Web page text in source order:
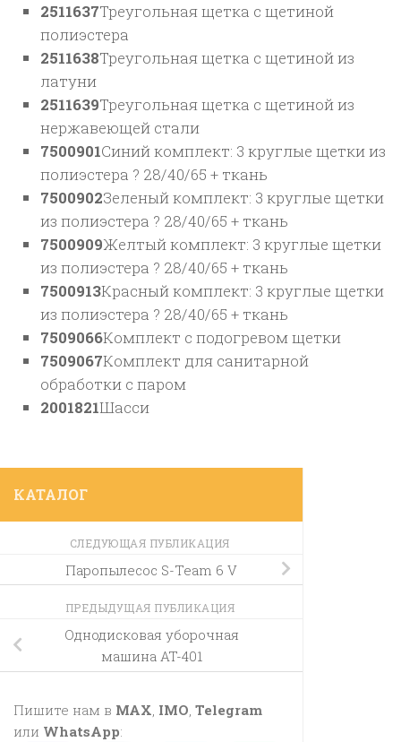
2511637Треугольная щетка с щетиной
полиэстера
2511638Треугольная щетка с щетиной из
латуни
2511639Треугольная щетка с щетиной из
нержавеющей стали
7500901Синий комплект: 3 круглые щетки из
полиэстера ? 28/40/65 + ткань
7500902Зеленый комплект: 3 круглые щетки
из полиэстера ? 28/40/65 + ткань
7500909Желтый комплект: 3 круглые щетки
из полиэстера ? 28/40/65 + ткань
7500913Красный комплект: 3 круглые щетки
из полиэстера ? 28/40/65 + ткань
7509066Комплект с подогревом щетки
7509067Комплект для санитарной
обработки с паром
2001821Шасси
КАТАЛОГ
СЛЕДУЮЩАЯ ПУБЛИКАЦИЯ
Паропылесос S-Team 6 V
ПРЕДЫДУЩАЯ ПУБЛИКАЦИЯ
Однодисковая уборочная
машина AT-401
Пишите нам в MAX, IMO, Telegram
или WhatsApp: